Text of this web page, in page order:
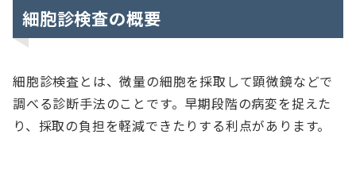
細胞診検査の概要
細胞診検査とは、微量の細胞を採取して顕微鏡などで
調べる診断手法のことです。早期段階の病変を捉えた
り、採取の負担を軽減できたりする利点があります。